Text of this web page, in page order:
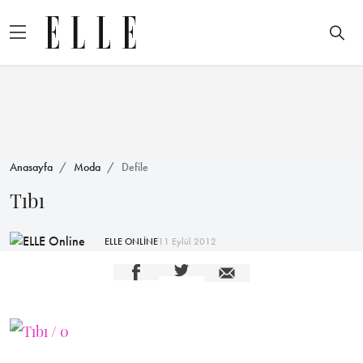
Anasayfa Moda Defile
Tıbı
ELLE ONLİNE11 Eylül 2012